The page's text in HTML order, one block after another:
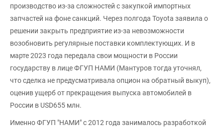
производство из-за сложностей с закупкой импортных
запчастей на фоне санкций. Через полгода Toyota заявила о
решении закрыть предприятие из-за невозможности
возобновить регулярные поставки комплектующих. И в
марте 2023 года передала свои мощности в России
государству в лице ФГУП НАМИ (Мантуров тогда уточнял,
что сделка не предусматривала опцион на обратный выкуп),
оценив ущерб от прекращения выпуска автомобилей в
России в USD655 млн.
Именно ФГУП "НАМИ" с 2012 года занималось разработкой